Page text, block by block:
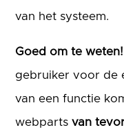
van het systeem.
Goed om te weten!
gebruiker voor de
van een functie
webpartsvan